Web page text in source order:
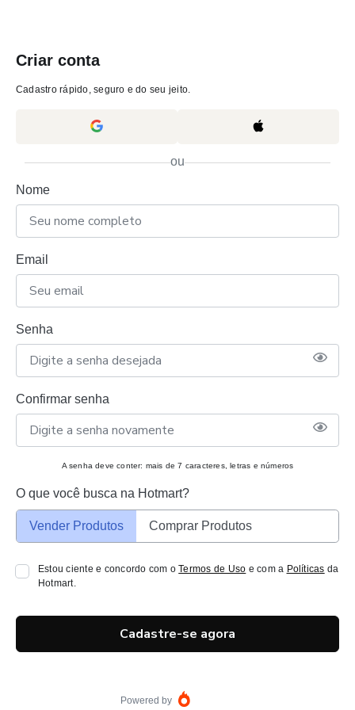
Criar conta
Cadastro rápido, seguro e do seu jeito.
ou
Nome
Email
Senha
Confirmar senha
A senha deve conter: mais de 7 caracteres, letras e números
O que você busca na Hotmart?
Vender Produtos Comprar Produtos
Estou ciente e concordo com oTermos de Uso e com a Políticas da
Hotmart.
Cadastre-se agora
Powered by